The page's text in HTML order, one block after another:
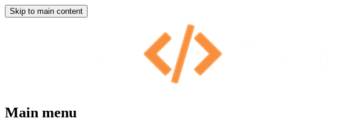
Skip to main content
Main menu